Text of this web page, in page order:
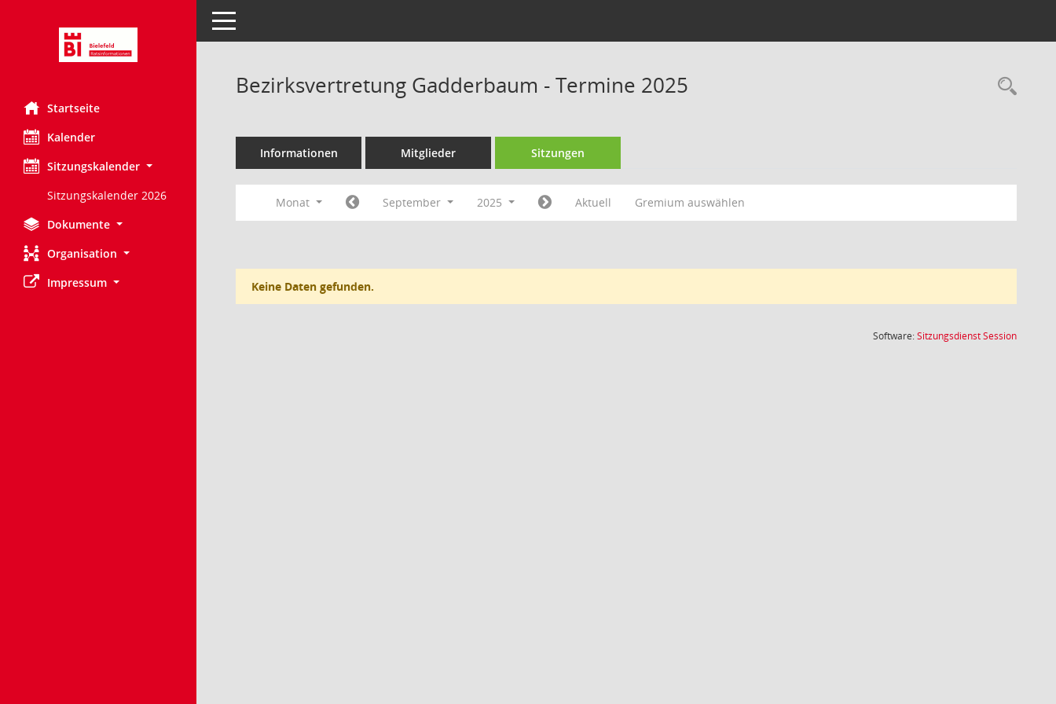
Startseite
Kalender
Sitzungskalender
Sitzungskalender 2026
Dokumente
Organisation
Impressum
Toggle navigation
Bezirksvertretung Gadderbaum - Termine 2025
Informationen Mitglieder Sitzungen
Monat September 2025 Aktuell Gremium auswählen
Keine Daten gefunden.
Software:SitzungsdienstSession(Wird in